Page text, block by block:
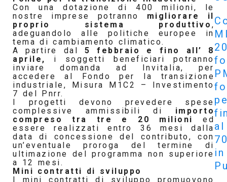
Con una dotazione di 400 milioni, le
nostre imprese potranno
migliorare il
proprio sistema produttivo ,
adeguandolo alle politiche europee in
tema di cambiamento climatico.
A partire dal5 febbraio e fino all’ 8
aprile,
i soggetti beneficiari potranno
inviare domanda ad Invitalia, per
accedere al Fondo per la transizione
industriale, Misura M1C2 – Investimento
7 del Pnrr.
I progetti devono prevedere spese
complessive ammissibili di importo
compreso tra tre e 20 milioni ed
essere realizzati entro 36 mesi dalla
data di concessione del contributo, con
un’eventuale proroga del termine di
ultimazione del programma non superiore
a 12 mesi.
Mini contratti di sviluppo
I mini contratti di sviluppo promuovono
al
in